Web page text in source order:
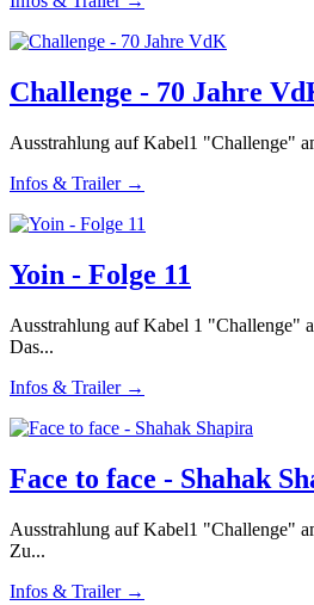
Challenge - 70 Jahre
Ausstrahlung auf Kabel1 "Challenge"
Infos & Trailer →
Yoin - Folge 11
Ausstrahlung auf Kabel 1 "Challenge"
Das...
Infos & Trailer →
Face to face - Shahak
Ausstrahlung auf Kabel1 "Challenge"
Zu...
Infos & Trailer →